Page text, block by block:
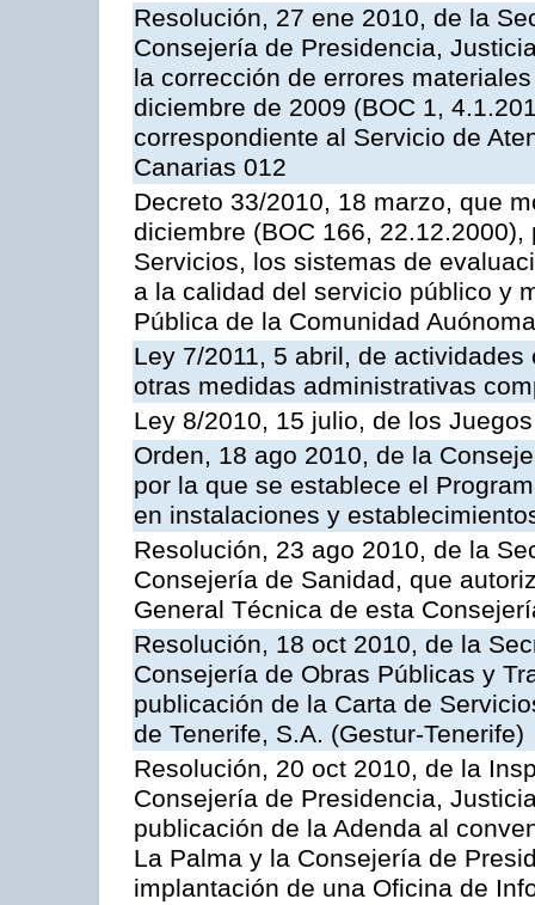
Resolución, 27 ene 2010, de la
Consejería de Presidencia,
la corrección de errores
diciembre de 2009 (BOC 1,
correspondiente al Servicio de
Canarias 012
Decreto 33/2010, 18 marzo, que
diciembre (BOC 166,
Servicios, los sistemas de
a la calidad del servicio público y
Pública de la Comunidad
Ley 7/2011, 5 abril, de
otras medidas administrativas
Ley 8/2010, 15 julio, de los
Orden, 18 ago 2010, de la
por la que se establece el
en instalaciones y
Resolución, 23 ago 2010, de la
Consejería de Sanidad, que
General Técnica de esta
Resolución, 18 oct 2010, de la
Consejería de Obras Públicas y
publicación de la Carta de
de Tenerife, S.A. (Gestur-Tenerife)
Resolución, 20 oct 2010, de la
Consejería de Presidencia,
publicación de la Adenda al
La Palma y la Consejería de
implantación de una Oficina de